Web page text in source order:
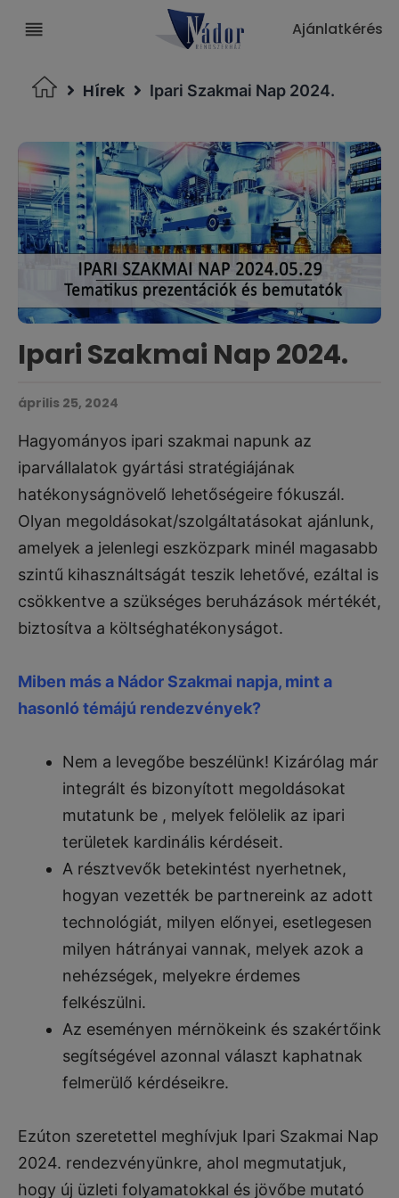
Ajánlatkérés
Hírek Ipari Szakmai Nap 2024.
Ipari Szakmai Nap 2024.
április 25, 2024
Hagyományos ipari szakmai napunk az
iparvállalatok gyártási stratégiájának
hatékonyságnövelő lehetőségeire fókuszál.
Olyan megoldásokat/szolgáltatásokat ajánlunk,
amelyek a jelenlegi eszközpark minél magasabb
szintű kihasználtságát teszik lehetővé, ezáltal is
csökkentve a szükséges beruházások mértékét,
biztosítva a költséghatékonyságot.
Miben más a Nádor Szakmai napja, mint a
hasonló témájú rendezvények?
Nem a levegőbe beszélünk! Kizárólag már
integrált és bizonyított megoldásokat
mutatunk be , melyek felölelik az ipari
területek kardinális kérdéseit.
A résztvevők betekintést nyerhetnek,
hogyan vezették be partnereink az adott
technológiát, milyen előnyei, esetlegesen
milyen hátrányai vannak, melyek azok a
nehézségek, melyekre érdemes
felkészülni.
Az eseményen mérnökeink és szakértőink
segítségével azonnal választ kaphatnak
felmerülő kérdéseikre.
Ezúton szeretettel meghívjuk Ipari Szakmai Nap
2024. rendezvényünkre, ahol megmutatjuk,
hogy új üzleti folyamatokkal és jövőbe mutató